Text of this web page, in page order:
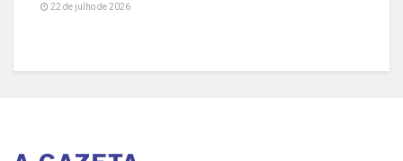
22 de julho de 2026